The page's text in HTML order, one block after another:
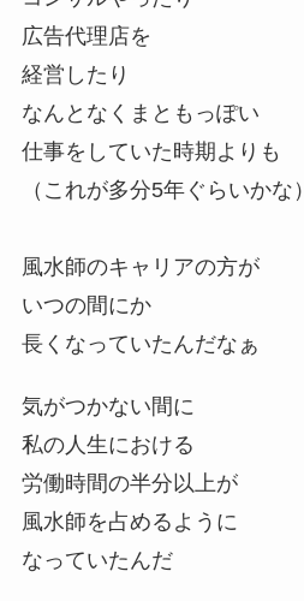
広告代理店を
経営したり
なんとなくまともっぽい
仕事をしていた時期よりも
（これが多分5年ぐらいかな）
風水師のキャリアの方が
いつの間にか
長くなっていたんだなぁ
気がつかない間に
私の人生における
労働時間の半分以上が
風水師を占めるように
なっていたんだ